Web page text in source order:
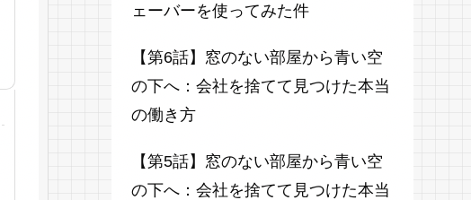
ェーバーを使ってみた件
【第6話】窓のない部屋から青い空
の下へ：会社を捨てて見つけた本当
の働き方
【第5話】窓のない部屋から青い空
の下へ：会社を捨てて見つけた本当